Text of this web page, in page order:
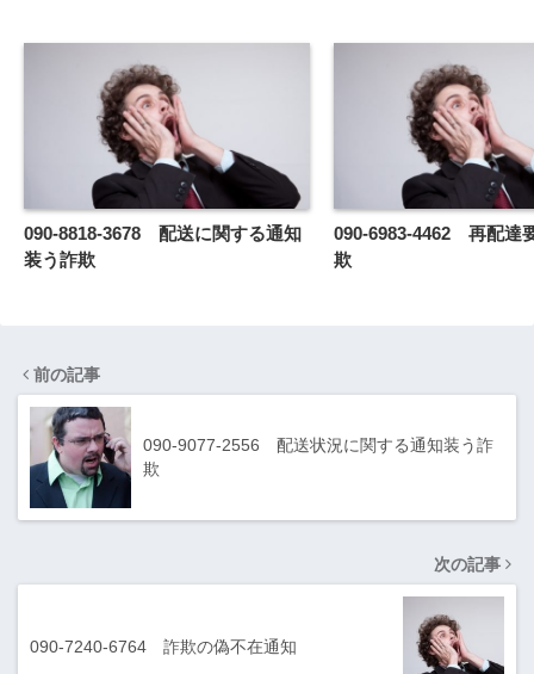
090-8818-3678 配送に関する通知
装う詐欺
090-6983-4462 再配達
欺
前の記事
090-9077-2556 配送状況に関する通知装う詐
欺
次の記事
090-7240-6764 詐欺の偽不在通知